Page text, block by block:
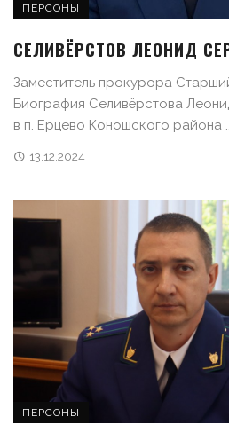
ПЕРСОНЫ
СЕЛИВЁРСТОВ ЛЕОНИД
Заместитель прокурора
Биография Селивёрстова
в п. Ерцево Коношского района
13.12.2024
ПЕРСОНЫ